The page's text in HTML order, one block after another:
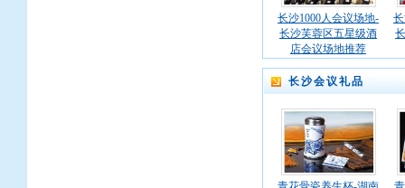
长沙1000人会议场地-
长沙芙蓉区五星级酒
店会议场地推荐
长沙会议礼品